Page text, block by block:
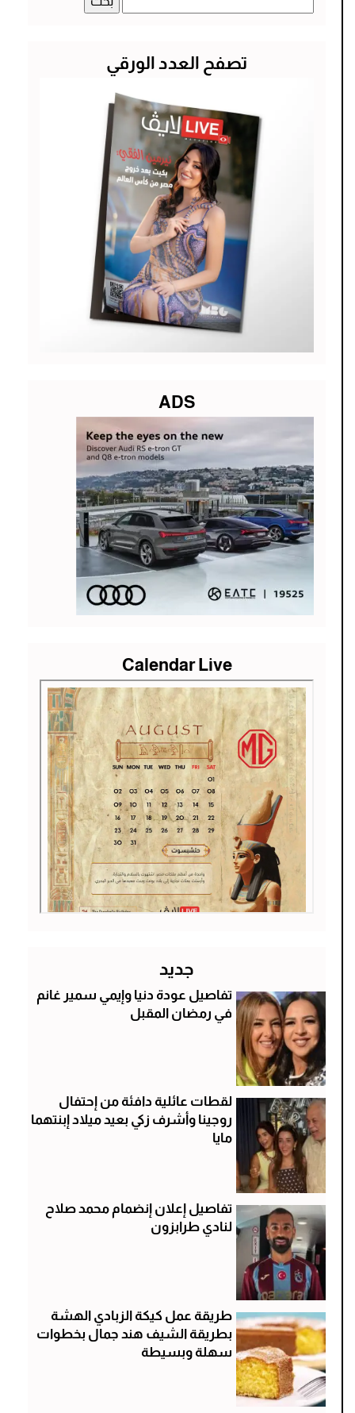
عن:
تصفح العدد الورقي
ADS
Calendar Live
جديد
تفاصيل عودة دنيا وإيمي سمير غانم
في رمضان المقبل
لقطات عائلية دافئة من إحتفال
روجينا وأشرف زكي بعيد ميلاد إبنتهما
مايا
تفاصيل إعلان إنضمام محمد صلاح
لنادي طرابزون
طريقة عمل كيكة الزبادي الهشة
بطريقة الشيف هند جمال بخطوات
سهلة وبسيطة